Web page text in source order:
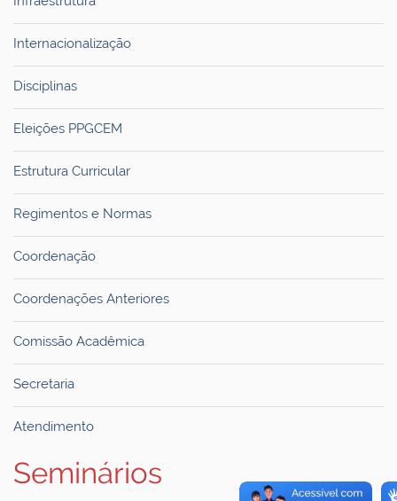
Internacionalização
Disciplinas
Eleições PPGCEM
Estrutura Curricular
Regimentos e Normas
Coordenação
Coordenações Anteriores
Comissão Acadêmica
Secretaria
Atendimento
Seminários